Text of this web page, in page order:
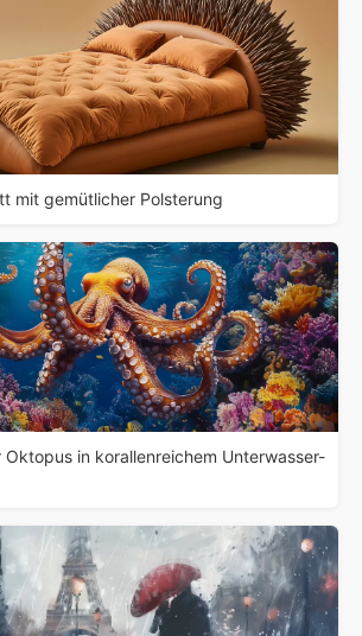
mit gemütlicher Polsterung
in korallenreichem Unterwasser-